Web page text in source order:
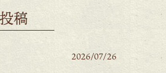
稿
2026/07/26